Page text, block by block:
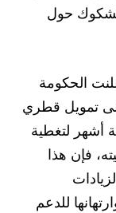
حول
الحكومة
2025 اعتمادها على تمويل قطري
لثلاثة أشهر لتغطية
فإن هذا
للدعم